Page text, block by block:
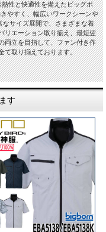
性と快適性を備えたビッグボ
やすく、幅広いワークシーンや
サイズ展開で、さまざまな着
リエーション取り揃え、最短翌
両立を目指して、ファン付き作
て取り揃えております。
す